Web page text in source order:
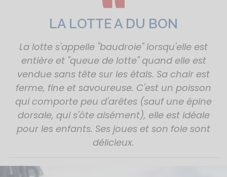
LA LOTTE A DU BON
La lotte s'appelle "baudroie" lorsqu'elle est
entière et "queue de lotte" quand elle est
vendue sans tête sur les étals. Sa chair est
ferme, fine et savoureuse. C'est un poisson
qui comporte peu d'arêtes (sauf une épine
dorsale, qui s'ôte aisément), elle est idéale
pour les enfants. Ses joues et son foie sont
délicieux.